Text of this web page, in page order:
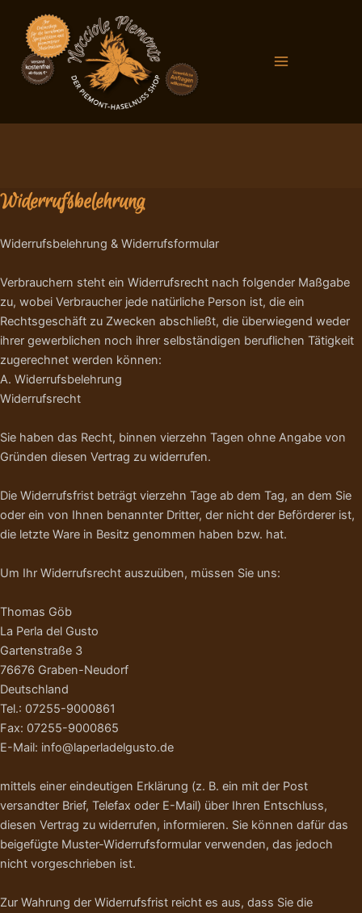
Inhalt
springen
Widerrufsbelehrung
Widerrufsbelehrung & Widerrufsformular
Verbrauchern steht ein Widerrufsrecht nach folgender Maßgabe
zu, wobei Verbraucher jede natürliche Person ist, die ein
Rechtsgeschäft zu Zwecken abschließt, die überwiegend weder
ihrer gewerblichen noch ihrer selbständigen beruflichen Tätigkeit
zugerechnet werden können:
A. Widerrufsbelehrung
Widerrufsrecht
Sie haben das Recht, binnen vierzehn Tagen ohne Angabe von
Gründen diesen Vertrag zu widerrufen.
Die Widerrufsfrist beträgt vierzehn Tage ab dem Tag, an dem Sie
oder ein von Ihnen benannter Dritter, der nicht der Beförderer ist,
die letzte Ware in Besitz genommen haben bzw. hat.
Um Ihr Widerrufsrecht auszuüben, müssen Sie uns:
Thomas Göb
La Perla del Gusto
Gartenstraße 3
76676 Graben-Neudorf
Deutschland
Tel.: 07255-9000861
Fax: 07255-9000865
E-Mail: info@laperladelgusto.de
mittels einer eindeutigen Erklärung (z. B. ein mit der Post
versandter Brief, Telefax oder E-Mail) über Ihren Entschluss,
diesen Vertrag zu widerrufen, informieren. Sie können dafür das
beigefügte Muster-Widerrufsformular verwenden, das jedoch
nicht vorgeschrieben ist.
Zur Wahrung der Widerrufsfrist reicht es aus, dass Sie die